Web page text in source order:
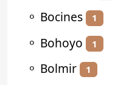
⚬ Bocines 1
⚬ Bohoyo 1
⚬ Bolmir 1